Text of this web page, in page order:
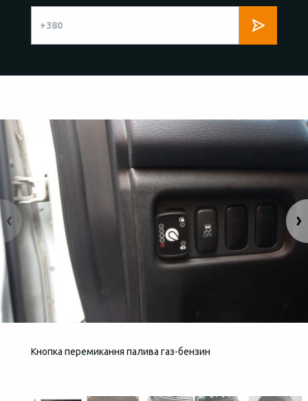
Кнопка перемикання палива газ-бензин